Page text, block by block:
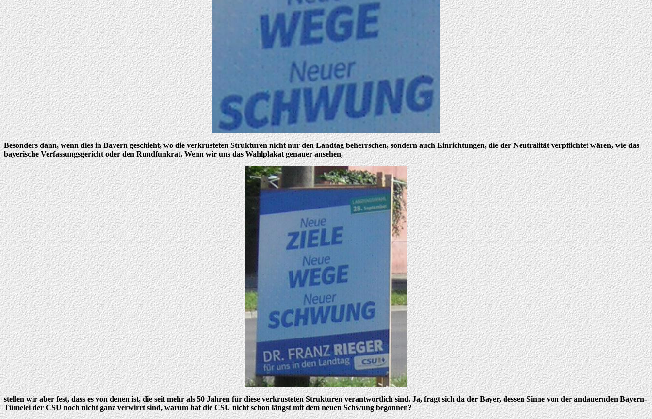
Besonders dann, wenn dies in Bayern geschieht, wo die verkrusteten Strukturen nicht nur den Landtag beherrschen, sondern auch Einrichtungen, die der Neutralität verpflichtet wären, wie das
bayerische Verfassungsgericht oder den Rundfunkrat. Wenn wir uns das Wahlplakat genauer ansehen,
stellen wir aber fest, dass es von denen ist, die seit mehr als 50 Jahren für diese verkrusteten Strukturen verantwortlich sind. Ja, fragt sich da der Bayer, dessen Sinne von der andauernden Bayern-
Tümelei der CSU noch nicht ganz verwirrt sind, warum hat die CSU nicht schon längst mit dem neuen Schwung begonnen?